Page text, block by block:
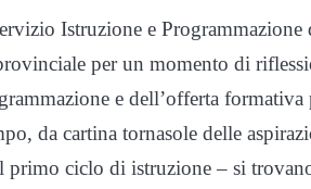
Istruzione e Programmazione
per un momento di
e dell’offerta
da cartina tornasole delle
primo ciclo di istruzione – si